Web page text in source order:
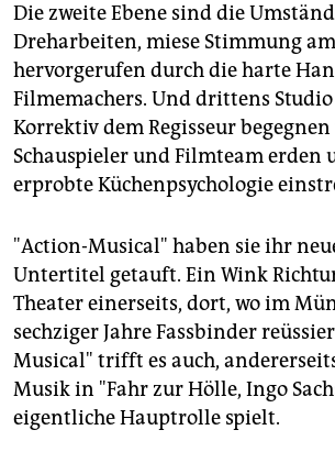
Die zweite Ebene sind die
Dreharbeiten, miese Stimmung am
hervorgerufen durch die harte
Filmemachers. Und drittens
Korrektiv dem Regisseur
Schauspieler und Filmteam erden
erprobte Küchenpsychologie
"Action-Musical" haben sie ihr
Untertitel getauft. Ein Wink
Theater einerseits, dort, wo im
sechziger Jahre Fassbinder
Musical" trifft es auch,
Musik in "Fahr zur Hölle, Ingo
eigentliche Hauptrolle spielt.